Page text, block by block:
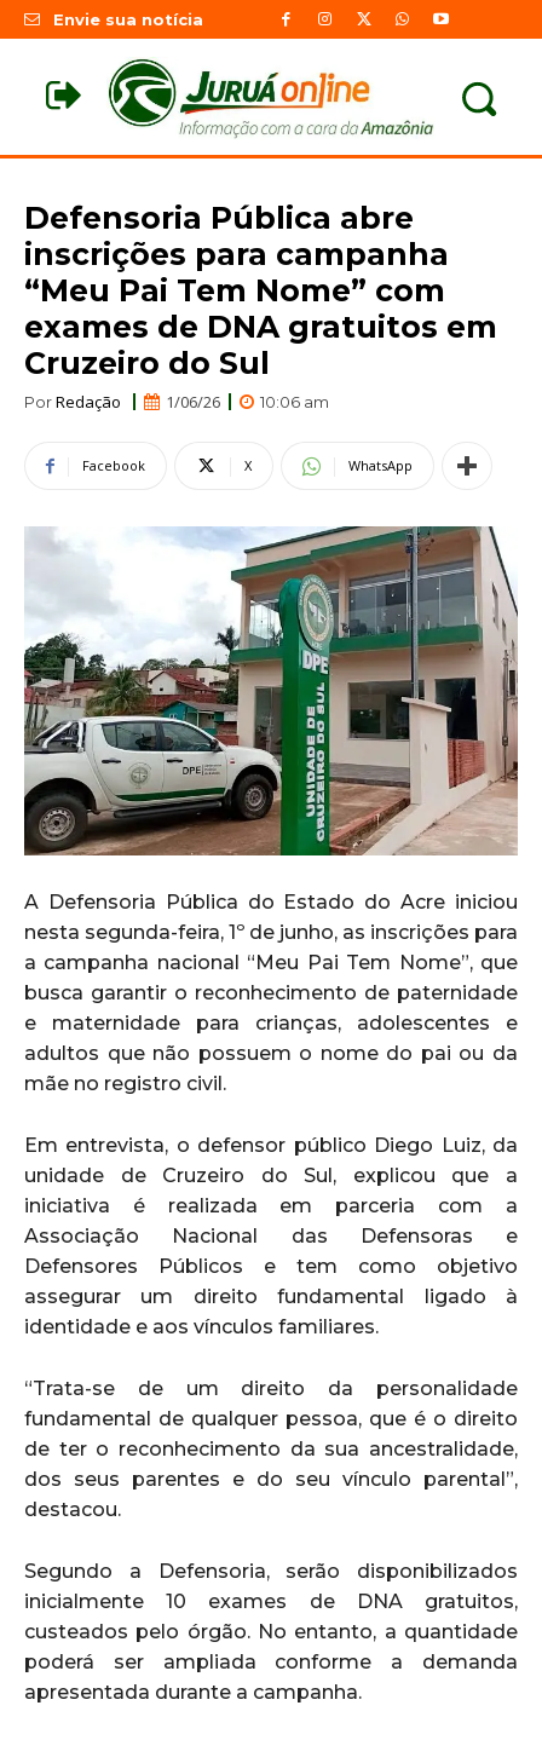
Envie sua notícia
Defensoria Pública abre
inscrições para campanha
“Meu Pai Tem Nome” com
exames de DNA gratuitos em
Cruzeiro do Sul
PorRedação 1/06/26 10:06 am
Facebook X WhatsApp
A Defensoria Pública do Estado do Acre iniciou
nesta segunda-feira, 1º de junho, as inscrições para
a campanha nacional “Meu Pai Tem Nome”, que
busca garantir o reconhecimento de paternidade
e maternidade para crianças, adolescentes e
adultos que não possuem o nome do pai ou da
mãe no registro civil.
Em entrevista, o defensor público Diego Luiz, da
unidade de Cruzeiro do Sul, explicou que a
iniciativa é realizada em parceria com a
Associação Nacional das Defensoras e
Defensores Públicos e tem como objetivo
assegurar um direito fundamental ligado à
identidade e aos vínculos familiares.
“Trata-se de um direito da personalidade
fundamental de qualquer pessoa, que é o direito
de ter o reconhecimento da sua ancestralidade,
dos seus parentes e do seu vínculo parental”,
destacou.
Segundo a Defensoria, serão disponibilizados
inicialmente 10 exames de DNA gratuitos,
custeados pelo órgão. No entanto, a quantidade
poderá ser ampliada conforme a demanda
apresentada durante a campanha.